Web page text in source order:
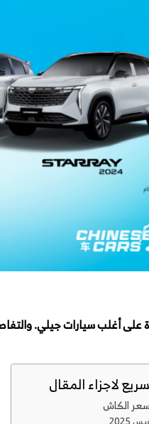
أغلب سيارات جيلي.
لاجزاء المقال
الكاش